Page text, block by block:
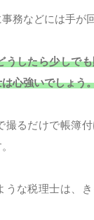
務などには手が
うしたら少しで
心強いでしょう
撮るだけで帳簿
うな税理士は、